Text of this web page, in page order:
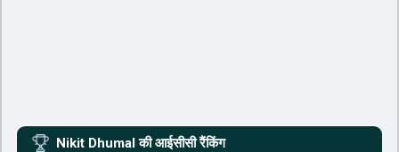
Nikit Dhumal की आईसीसी रैंकिंग